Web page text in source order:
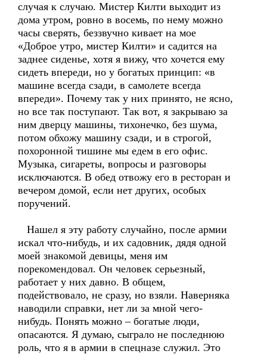
случая к случаю. Мистер Килти выходит из
дома утром, ровно в восемь, по нему можно
часы сверять, беззвучно кивает на мое
«Доброе утро, мистер Килти» и садится на
заднее сиденье, хотя я вижу, что хочется ему
сидеть впереди, но у богатых принцип: «в
машине всегда сзади, в самолете всегда
впереди». Почему так у них принято, не ясно,
но все так поступают. Так вот, я закрываю за
ним дверцу машины, тихонечко, без шума,
потом обхожу машину сзади, и в строгой,
похоронной тишине мы едем в его офис.
Музыка, сигареты, вопросы и разговоры
исключаются. В обед отвожу его в ресторан и
вечером домой, если нет других, особых
поручений.
Нашел я эту работу случайно, после армии
искал что-нибудь, и их садовник, дядя одной
моей знакомой девицы, меня им
порекомендовал. Он человек серьезный,
работает у них давно. В общем,
подействовало, не сразу, но взяли. Наверняка
наводили справки, нет ли за мной чего-
нибудь. Понять можно – богатые люди,
опасаются. Я думаю, сыграло не последнюю
роль, что я в армии в спецназе служил. Это